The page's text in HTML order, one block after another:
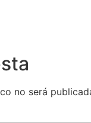
no será